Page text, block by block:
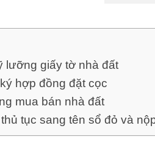
lưỡng giấy tờ nhà đất
hợp đồng đặt cọc
mua bán nhà đất
tục sang tên sổ đỏ và